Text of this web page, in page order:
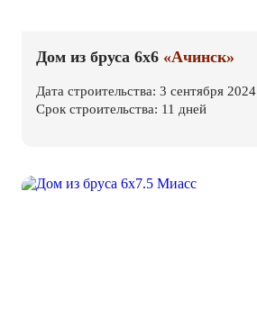
Дом из бруса 6х6 «Ачинск»
Дата строительства: 3 сентября 2024
Срок строительства: 11 дней